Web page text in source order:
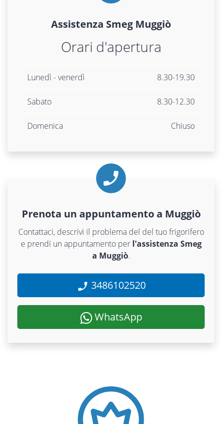
Assistenza Smeg Muggiò
Orari d'apertura
Lunedì - venerdì 8.30-19.30
Sabato 8.30-12.30
Domenica Chiuso
Prenota un appuntamento a Muggiò
Contattaci, descrivi il problema del del tuo frigorifero
e prendi un appuntamento per l'assistenza Smeg
a Muggiò.
3486102520
WhatsApp